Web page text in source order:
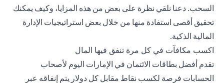
السحب. دعنا نلقي نظرة على بعض من هذه المزايا، وكيف يمكنك
تحقيق أقصى استفادة منها من خلال بعض استراتيجيات الإدارة
المالية الذكية.
اكسب مكافآت في كل مرة تنفق فيها المال
تقدم أفضل بطاقات الائتمان في الإمارات اليوم لأصحاب
الحسابات فرصة لكسب نقاط مقابل كل دولار يتم إنفاقه عبر